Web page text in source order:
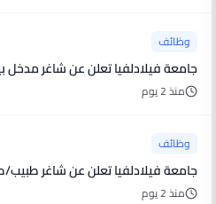
وظائف
جامعة فيلادلفيا تعلن عن شاغر مدخل
منذ 2 يوم
وظائف
جامعة فيلادلفيا تعلن عن شاغر
منذ 2 يوم